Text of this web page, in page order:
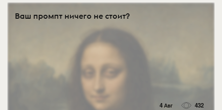
Ваш промпт ничего не стоит?
4 Авг 432